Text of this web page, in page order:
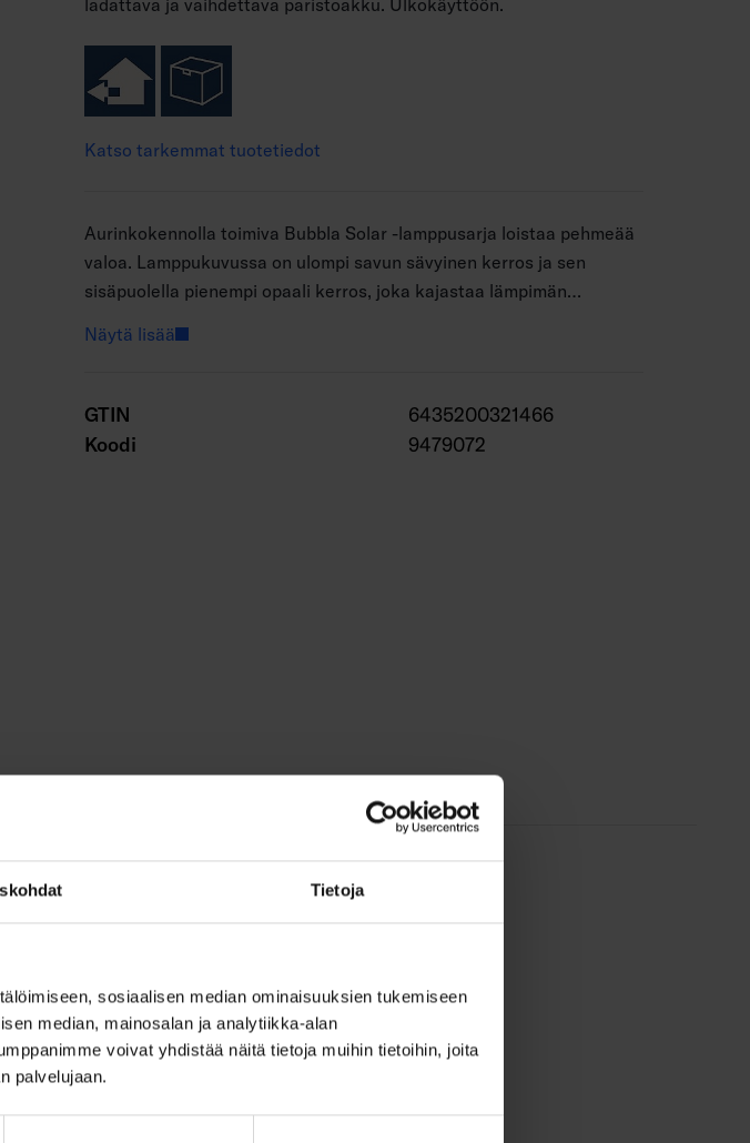
Tietoja
sosiaalisen median ominaisuuksien tukemiseen
median, mainosalan ja analytiikka-alan
voivat yhdistää näitä tietoja muihin tietoihin, joita
palvelujaan.
ladattava ja vaihdettava paristoakku. Ulkokäyttöön.
Katso tarkemmat tuotetiedot
Aurinkokennolla toimiva Bubbla Solar -lamppusarja loistaa pehmeää
valoa. Lamppukuvussa on ulompi savun sävyinen kerros ja sen
sisäpuolella pienempi opaali kerros, joka kajastaa lämpimän
sillä koristelee monipuolisesti sekä arkena että kesäisinä
Bubbla-lamppusarjaa on saatavana myös muuntajalla toimivana.
Näytä lisää
GTIN
6435200321466
Koodi
9479072